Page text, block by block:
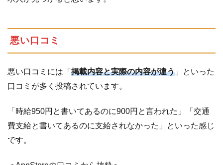
悪い口コミ
悪い口コミには「 掲載内容と実際の内容が違う 」といった
口コミが多く投稿されています。
「時給950円と書いてあるのに900円と言われた」「交通
費支給と書いてあるのに支給されなかった」といった感じ
です。